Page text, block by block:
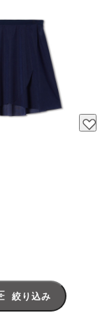
絞り込み